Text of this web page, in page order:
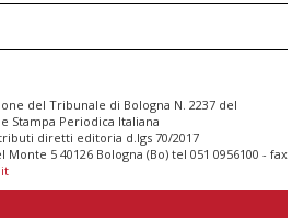
del Tribunale di Bologna N. 2237 del
Stampa Periodica Italiana
diretti editoria d.lgs 70/2017
5 40126 Bologna (Bo) tel 051 0956100 - fax